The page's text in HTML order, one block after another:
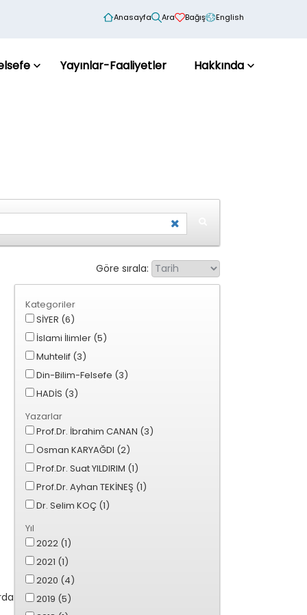
Anasayfa Ara Bağış English
Yayınlar-Faaliyetler Hakkında
Göre sırala:
Kategoriler
SİYER (6)
İslami İlimler (5)
Muhtelif (3)
Din-Bilim-Felsefe (3)
HADİS (3)
Yazarlar
Prof.Dr. İbrahim CANAN (3)
Osman KARYAĞDI (2)
Prof.Dr. Suat YILDIRIM (1)
Prof.Dr. Ayhan TEKİNEŞ (1)
Dr. Selim KOÇ (1)
Yıl
2022 (1)
2021 (1)
2020 (4)
2019 (5)